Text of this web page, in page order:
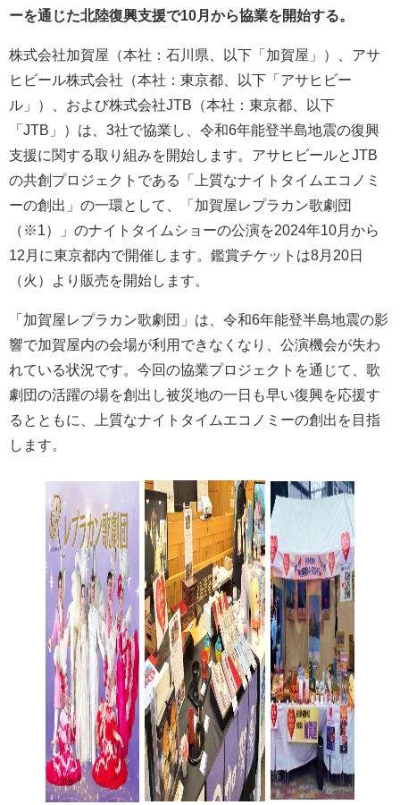
ーを通じた北陸復興支援で10月から協業を開始する。
株式会社加賀屋（本社：石川県、以下「加賀屋」）、アサ
ヒビール株式会社（本社：東京都、以下「アサヒビー
ル」）、および株式会社JTB（本社：東京都、以下
「JTB」）は、3社で協業し、令和6年能登半島地震の復興
支援に関する取り組みを開始します。アサヒビールとJTB
の共創プロジェクトである「上質なナイトタイムエコノミ
ーの創出」の一環として、「加賀屋レプラカン歌劇団
（※1）」のナイトタイムショーの公演を2024年10月から
12月に東京都内で開催します。鑑賞チケットは8月20日
（火）より販売を開始します。
「加賀屋レプラカン歌劇団」は、令和6年能登半島地震の影
響で加賀屋内の会場が利用できなくなり、公演機会が失わ
れている状況です。今回の協業プロジェクトを通じて、歌
劇団の活躍の場を創出し被災地の一日も早い復興を応援す
るとともに、上質なナイトタイムエコノミーの創出を目指
します。